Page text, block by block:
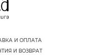
И ОПЛАТА
И ВОЗВРАТ